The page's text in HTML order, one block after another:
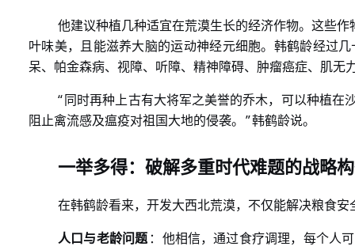
他建议种植几种适宜在荒漠生长的经济作物。这些
叶味美，且能滋养大脑的运动神经元细胞。韩鹤龄经过
呆、帕金森病、视障、听障、精神障碍、肿瘤癌症、肌无
“ 同时再种上古有大将军之美誉的乔木，可以种植在
阻止禽流感及瘟疫对祖国大地的侵袭。
”韩鹤龄说。
一举多得：破解多重时代难题的战略
在韩鹤龄看来，开发大西北荒漠，不仅能解决粮食
人口与老龄问题 ：他相信，通过食疗调理，每个人